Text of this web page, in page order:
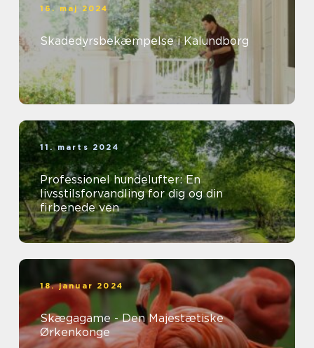
16. maj 2024
Skadedyrsbekæmpelse i Kalundborg
11. marts 2024
Professionel hundelufter: En
livsstilsforvandling for dig og din
firbenede ven
18. januar 2024
Skægagame - Den Majestætiske
Ørkenkonge